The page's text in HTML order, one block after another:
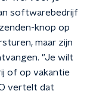
softwarebedrijf
knop op
maar zijn
"Je wilt
of op vakantie
vertelt dat